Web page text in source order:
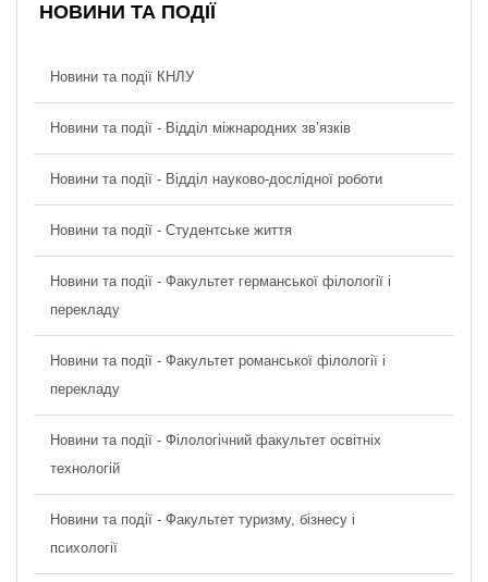
НОВИНИ ТА ПОДІЇ
Новини та події КНЛУ
Новини та події - Відділ міжнародних зв’язків
Новини та події - Відділ науково-дослідної роботи
Новини та події - Студентське життя
Новини та події - Факультет германської філології і
перекладу
Новини та події - Факультет романської філології і
перекладу
Новини та події - Філологічний факультет освітніх
технологій
Новини та події - Факультет туризму, бізнесу і
психології